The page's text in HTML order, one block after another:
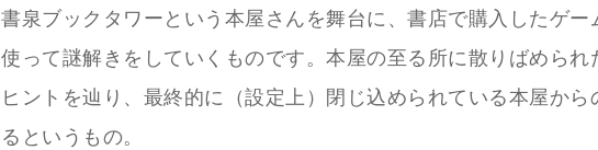
書泉ブックタワーという本屋さんを舞台に、書店で購入したゲー
使って謎解きをしていくものです。本屋の至る所に散りばめられ
ヒントを辿り、最終的に（設定上）閉じ込められている本屋から
るというもの。